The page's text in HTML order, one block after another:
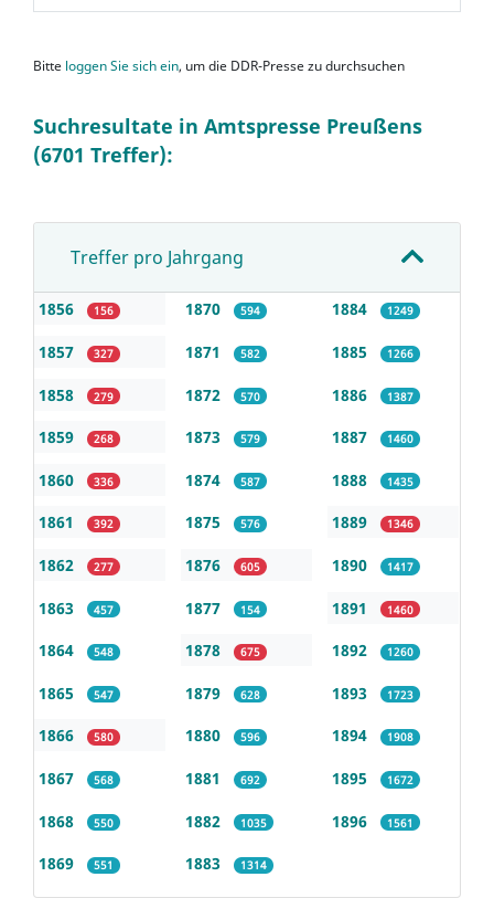
Bitte loggen Sie sich ein, um die DDR-Presse zu durchsuchen
Suchresultate in Amtspresse Preußens
(6701 Treffer):
Treffer pro Jahrgang
1856 156
1857 327
1858 279
1859 268
1860 336
1861 392
1862 277
1863 457
1864 548
1865 547
1866 580
1867 568
1868 550
1869 551
1870 594
1871 582
1872 570
1873 579
1874 587
1875 576
1876 605
1877 154
1878 675
1879 628
1880 596
1881 692
1882 1035
1883 1314
1884 1249
1885 1266
1886 1387
1887 1460
1888 1435
1889 1346
1890 1417
1891 1460
1892 1260
1893 1723
1894 1908
1895 1672
1896 1561